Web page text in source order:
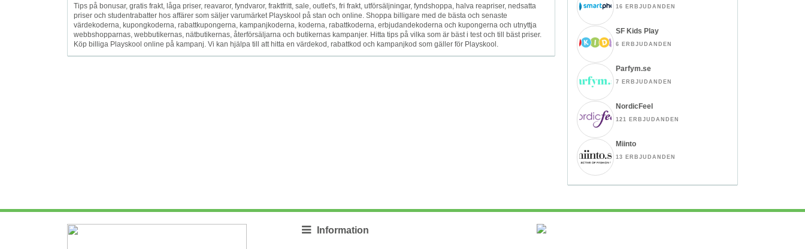
Tips på bonusar, gratis frakt, låga priser, reavaror, fyndvaror, fraktfritt, sale, outlet's, fri frakt, utförsäljningar, fyndshoppa, halva reapriser, nedsatta
priser och studentrabatter hos affärer som säljer varumärket Playskool på stan och online. Shoppa billigare med de bästa och senaste
värdekoderna, kupongkoderna, rabattkupongerna, kampanjkoderna, koderna, rabattkoderna, erbjudandekoderna och kupongerna och utnyttja
webbshopparnas, webbutikernas, nätbutikernas, återförsäljarna och butikernas kampanjer. Hitta tips på vilka som är bäst i test och till bäst priser.
Köp billiga Playskool online på kampanj. Vi kan hjälpa till att hitta en värdekod, rabattkod och kampanjkod som gäller för Playskool.
16 ERBJUDANDEN
SF Kids Play
6 ERBJUDANDEN
Parfym.se
7 ERBJUDANDEN
NordicFeel
121 ERBJUDANDEN
Miinto
13 ERBJUDANDEN
Information